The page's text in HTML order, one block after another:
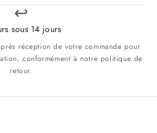
↩️
sous 14 jours
réception de votre commande pour
conformément à notre politique de
retour.